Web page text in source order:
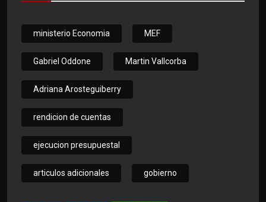
ministerio Economia MEF
Gabriel Oddone Martin Vallcorba
Adriana Arosteguiberry
rendicion de cuentas
ejecucion presupuestal
articulos adicionales gobierno